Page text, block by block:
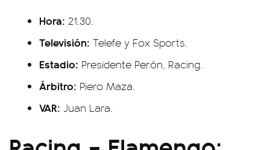
Hora: 21.30.
Televisión: Telefe y Fox Sports.
Estadio: Presidente Perón, Racing.
Árbitro: Piero Maza.
VAR: Juan Lara.